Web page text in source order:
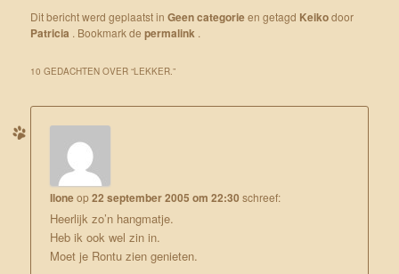
Dit bericht werd geplaatst inGeen categorieen getagd Keikodoor
Patricia . Bookmark depermalink .
10 GEDACHTEN OVER “LEKKER.”
Iloneop22 september 2005 om 22:30 schreef:
Heerlijk zo’n hangmatje.
Heb ik ook wel zin in.
Moet je Rontu zien genieten.